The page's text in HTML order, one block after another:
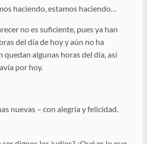
haciendo, estamos haciendo…
no es suficiente, pues ya han
del día de hoy y aún no ha
quedan algunas horas del día, así
por hoy.
nuevas – con alegría y felicidad.